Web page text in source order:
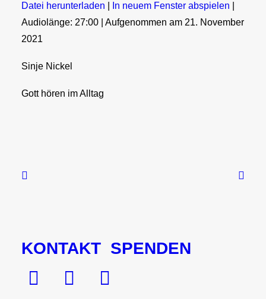
RSS FEED
TEILEN
LINK
EMBED
Datei herunterladen In neuem Fenster abspielen
Audiolänge: 27:00
Aufgenommen am 21. November
2021
Sinje Nickel
Gott hören im Alltag
KONTAKT SPENDEN